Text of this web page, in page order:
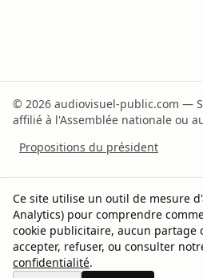
© 2026 audiovisuel-public.com —
affilié à l'Assemblée nationale ou
Propositions du président
Recommandations du rapporteur
Méthodologie Sources Contact
Confidentialité Gérer les cookies
Ce site utilise un outil de mesure
Analytics) pour comprendre
cookie publicitaire, aucun partage
accepter, refuser, ou consulter
confidentialité.